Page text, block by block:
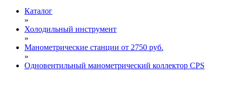
Каталог
»
Холодильный инструмент
»
Манометрические станции от 2750 руб.
»
Одновентильный манометрический коллектор CPS